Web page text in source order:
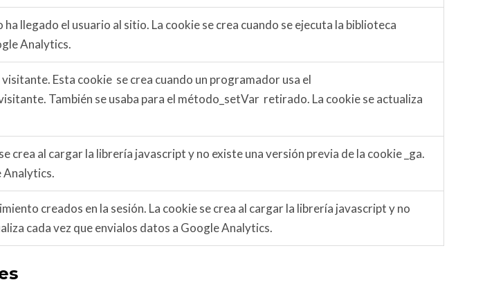
llegado el usuario al sitio. La cookie se crea cuando se ejecuta la biblioteca
Analytics.
Esta cookie se crea cuando un programador usa el
También se usaba para el método_setVar retirado. La cookie se actualiza
crea al cargar la librería javascript y no existe una versión previa de la cookie _ga.
Analytics.
creados en la sesión. La cookie se crea al cargar la librería javascript y no
cada vez que envialos datos a Google Analytics.